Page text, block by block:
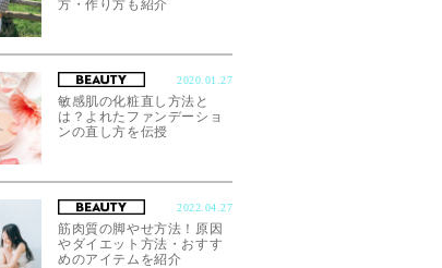
方・作り方も紹介
2020.01.27
敏感肌の化粧直し方法と
は？よれたファンデーショ
ンの直し方を伝授
2022.04.27
筋肉質の脚やせ方法！原因
やダイエット方法・おすす
めのアイテムを紹介